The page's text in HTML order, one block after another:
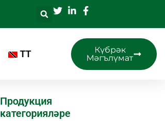
TT
Күбрәк
Мәгълүмат
Продукция
категорияләре